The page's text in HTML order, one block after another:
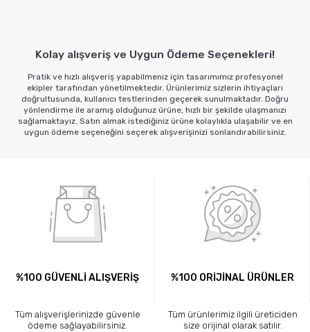
Kolay alışveriş ve Uygun Ödeme Seçenekleri!
Pratik ve hızlı alışveriş yapabilmeniz için tasarımımız profesyonel
ekipler tarafından yönetilmektedir. Ürünlerimiz sizlerin ihtiyaçları
doğrultusunda, kullanıcı testlerinden geçerek sunulmaktadır. Doğru
yönlendirme ile aramış olduğunuz ürüne, hızlı bir şekilde ulaşmanızı
sağlamaktayız. Satın almak istediğiniz ürüne kolaylıkla ulaşabilir ve en
uygun ödeme seçeneğini seçerek alışverişinizi sonlandırabilirsiniz.
%100 GÜVENLİ ALIŞVERİŞ
Tüm alışverişlerinizde güvenle
ödeme sağlayabilirsiniz.
%100 ORİJİNAL ÜRÜNLER
Tüm ürünlerimiz ilgili üreticiden
size orijinal olarak satılır.